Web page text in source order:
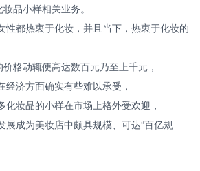
品小样相关业务。
性都热衷于化妆，并且当下，热衷于化妆的
格动辄便高达数百元乃至上千元，
经济方面确实有些难以承受，
化妆品的小样在市场上格外受欢迎，
展成为美妆店中颇具规模、可达“百亿规